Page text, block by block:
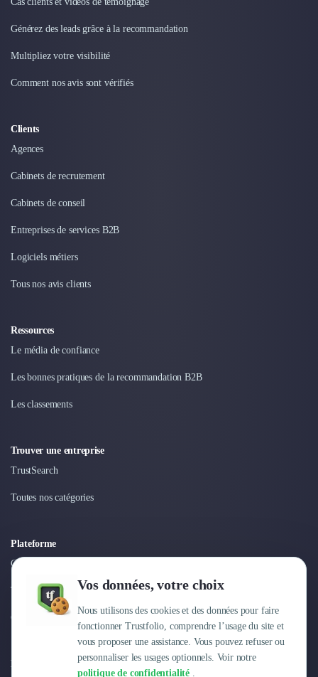
Vos données, votre choix
Nous utilisons des cookies et des données pour faire
fonctionner Trustfolio, comprendre l’usage du site et
vous proposer une assistance. Vous pouvez refuser ou
personnaliser les usages optionnels. Voir notre
politique de confidentialité .
Cybersécurité
Logiciel E-Commerce
Réalité Virtuelle (VR)
Logistique
Traduction
Conception & Aménagement de Bureaux
Développement à l'international
Autres
Réhabilitation et maintenance
Courtage en Energie
Désinfection & décontamination
Clubs & Réseaux Professionnels
Espaces de Coworking
Générez des leads grâce à la recommandation
Multipliez votre visibilité
Comment nos avis sont vérifiés
Clients
Agences
Cabinets de recrutement
Cabinets de conseil
Entreprises de services B2B
Logiciels métiers
Tous nos avis clients
Ressources
Le média de confiance
Les bonnes pratiques de la recommandation B2B
Les classements
Trouver une entreprise
TrustSearch
Toutes nos catégories
Plateforme
Connexion
Tarifs
Centre d'aide
Entreprise